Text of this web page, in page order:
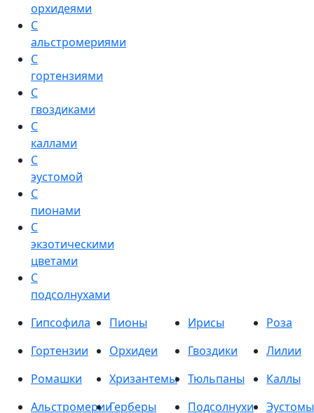
орхидеями
С
альстромериями
С
гортензиями
С
гвоздиками
С
каллами
С
эустомой
С
пионами
С
экзотическими
цветами
С
подсолнухами
Гипсофила Пионы Ирисы
Роза
Гортензии
Орхидеи Гвоздики
Лилии
Ромашки
Хризантемы Тюльпаны
Каллы
АльстромерииГерберы Подсолнухи
Эустомы